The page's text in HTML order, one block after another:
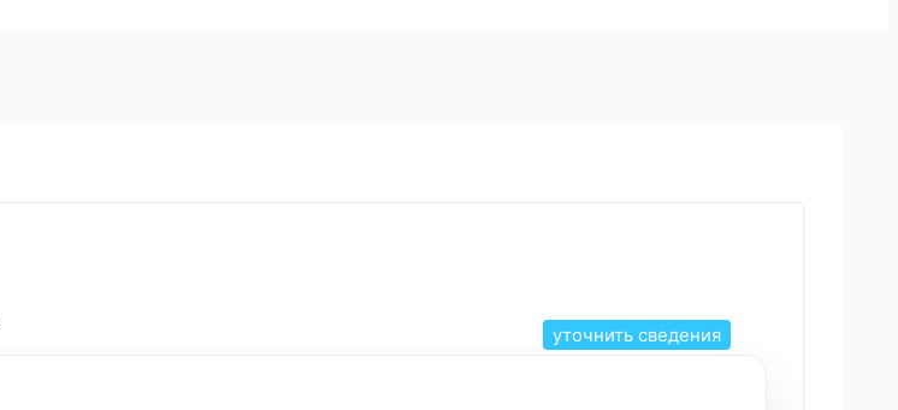
уточнить сведения